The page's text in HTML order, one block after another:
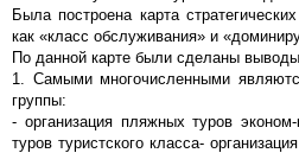
Была построена карта
как «класс обслуживания» и
По данной карте были сделаны
1. Самыми многочисленными
группы:
- организация пляжных туров
туров туристского класса-